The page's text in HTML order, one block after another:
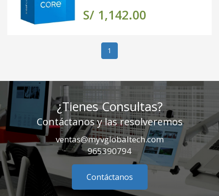
S/ 1,142.00
1
¿Tienes Consultas?
Contáctanos y las resolveremos
ventas@myvglobaltech.com
965390794
Contáctanos